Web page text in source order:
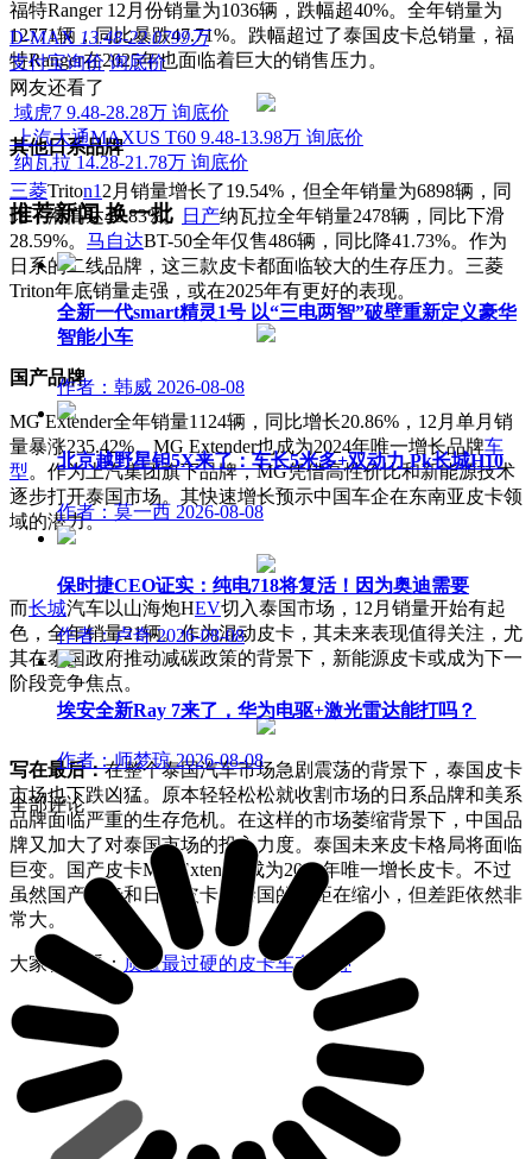
福特Ranger 12月份销量为1036辆，跌幅超40%。全年销量为
12771辆，同比暴跌47.71%。跌幅超过了泰国皮卡总销量，福
特Ranger在2025年也面临着巨大的销售压力。
其他日系品牌
三菱Triton1 2月销量增长了19.54%，但全年销量为6898辆，同
比下滑高达46.83%。 日产纳瓦拉全年销量2478辆，同比下滑
28.59%。 马自达BT-50全年仅售486辆，同比降41.73%。作为
日系的二线品牌，这三款皮卡都面临较大的生存压力。三菱
Triton年底销量走强，或在2025年有更好的表现。
国产品牌
MG Extender全年销量1124辆，同比增长20.86%，12月单月销
量暴涨235.42%。MG Extender也成为2024年唯一增长品牌车
型。作为上汽集团旗下品牌，MG凭借高性价比和新能源技术
逐步打开泰国市场。其快速增长预示中国车企在东南亚皮卡领
域的潜力。
而长城汽车以山海炮HEV切入泰国市场，12月销量开始有起
色，全年销量21辆。作为混动皮卡，其未来表现值得关注，尤
其在泰国政府推动减碳政策的背景下，新能源皮卡或成为下一
阶段竞争焦点。
写在最后：在整个泰国汽车市场急剧震荡的背景下，泰国皮卡
市场也下跌凶猛。原本轻轻松松就收割市场的日系品牌和美系
品牌面临严重的生存危机。在这样的市场萎缩背景下，中国品
牌又加大了对泰国市场的投入力度。泰国未来皮卡格局将面临
巨变。国产皮卡MG Extender成为2024年唯一增长皮卡。不过
虽然国产皮卡和日系皮卡在泰国的差距在缩小，但差距依然非
常大。
大家都在看： 质量最过硬的皮卡车有哪种
D-MAX 13.48-22.0799万
支付宝询价 询底价
网友还看了
域虎7 9.48-28.28万 询底价
上汽大通MAXUS T60 9.48-13.98万 询底价
纳瓦拉 14.28-21.78万 询底价
推荐新闻换一批
全新一代smart精灵1号 以“三电两智”破壁重新定义豪华
智能小车
作者：韩威 2026-08-08
北京越野星钽5X来了：车长5米多+双动力 Pk长城H10
作者：莫一西 2026-08-08
保时捷CEO证实：纯电718将复活！因为奥迪需要
作者：卢奇 2026-08-08
埃安全新Ray 7来了，华为电驱+激光雷达能打吗？
作者：师梦琼 2026-08-08
全部评论